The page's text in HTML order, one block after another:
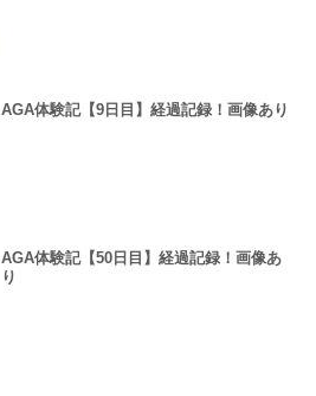
AGA体験記【9日目】経過記録！画像あり
AGA体験記【50日目】経過記録！画像あ
り